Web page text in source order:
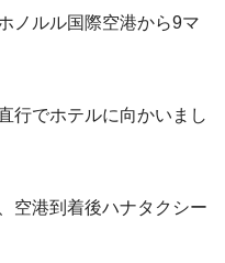
ノルル国際空港から9マ
行でホテルに向かいまし
空港到着後ハナタクシー